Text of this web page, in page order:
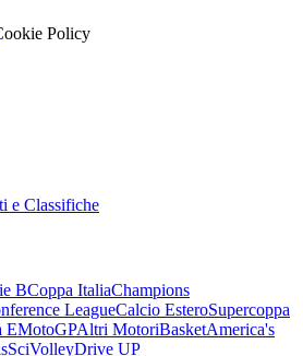
Policy
e Classifiche
BCoppa ItaliaChampions
LeagueCalcio EsteroSupercoppa
EMotoGPAltri MotoriBasketAmerica's
SciVolleyDrive UP